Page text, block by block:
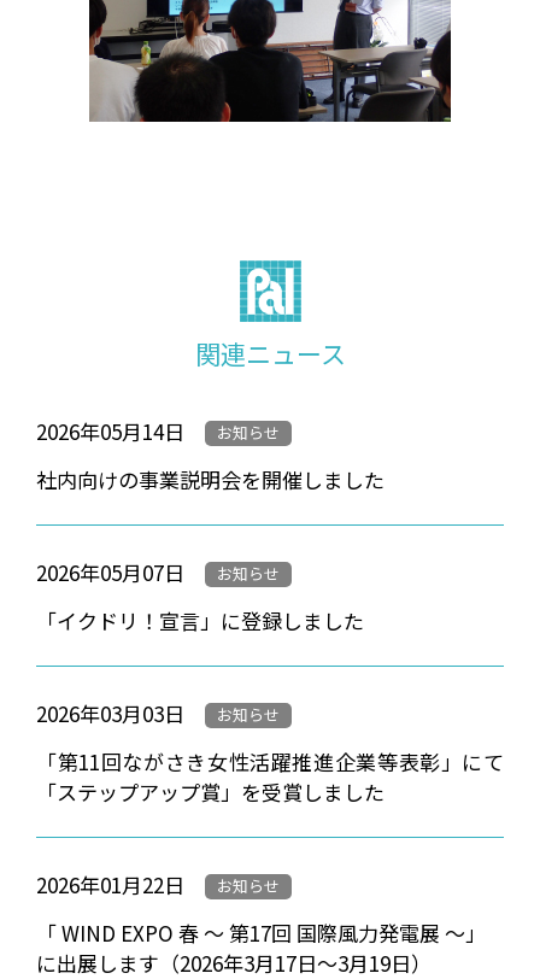
関連ニュース
2026年05月14日 お知らせ
社内向けの事業説明会を開催しました
2026年05月07日 お知らせ
「イクドリ！宣言」に登録しました
2026年03月03日 お知らせ
「第11回ながさき女性活躍推進企業等表彰」にて
「ステップアップ賞」を受賞しました
2026年01月22日 お知らせ
「 WIND EXPO 春 ～ 第17回 国際風力発電展 ～」
に出展します（2026年3月17日～3月19日）